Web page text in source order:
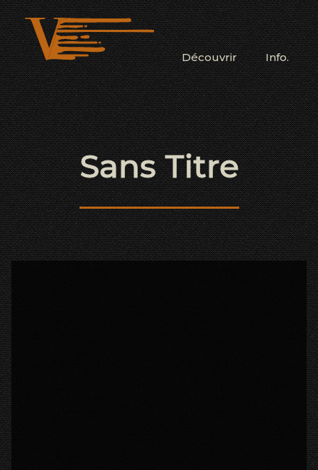
Découvrir Info.
Sans Titre